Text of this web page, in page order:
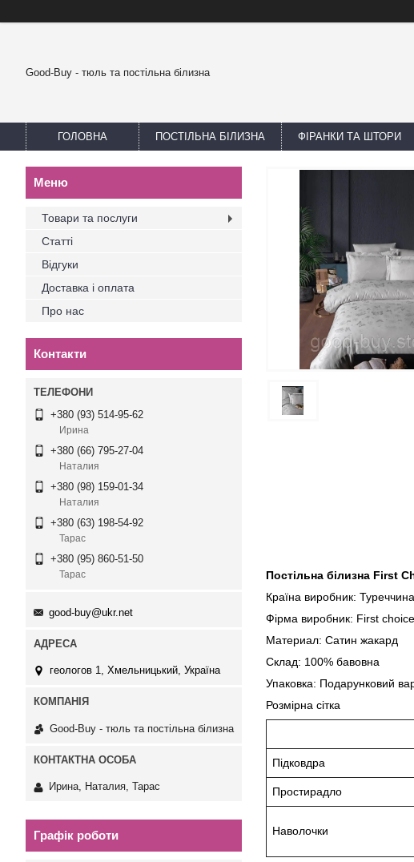
Good-Buy - тюль та постільна білизна
ГОЛОВНА ПОСТІЛЬНА БІЛИЗНА ФІРАНКИ ТА ШТОРИ
Постільна білизна First
Країна виробник: Туреччина
Фірма виробник: First choice
Материал: Сатин жакард
Склад: 100% бавовна
Упаковка: Подарунковий
Розмірна сітка
Підковдра
Простирадло
Наволочки
Товари та послуги
Статті
Відгуки
Доставка і оплата
Про нас
Контакти
+380 (93) 514-95-62
Ирина
+380 (66) 795-27-04
Наталия
+380 (98) 159-01-34
Наталия
+380 (63) 198-54-92
Тарас
+380 (95) 860-51-50
Тарас
good-buy@ukr.net
геологов 1, Хмельницький, Україна
Good-Buy - тюль та постільна білизна
Ирина, Наталия, Тарас
Графік роботи